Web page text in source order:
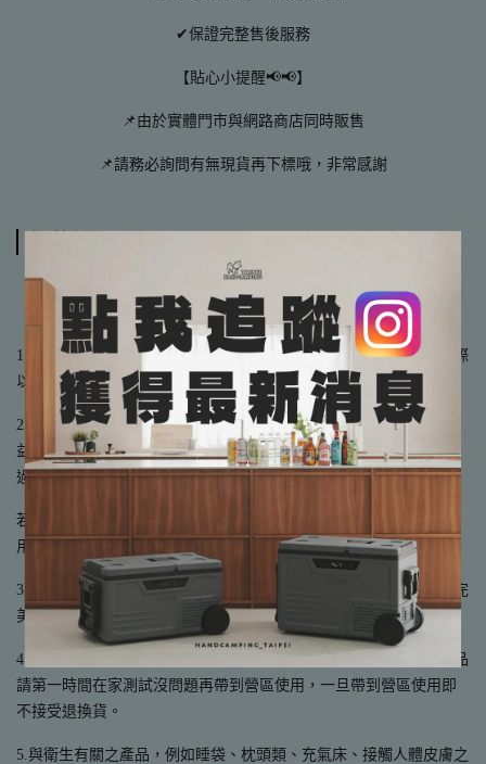
✔保證完整售後服務
【貼心小提醒📢📢】
📌由於實體門市與網路商店同時販售
📌請務必詢問有無現貨再下標哦，非常感謝
【注意事項】
1.產品因拍攝及個人電腦顯示器色溫關係，顏色可能略有差異，實際
以廠商出貨為主。
2.鑑賞期非試用期，為了保障每位客人購買到真正全新的商品的權
益，不接受「要使用過才知道好不好用」或類似的理由要求已使用
過之商品的退貨。
若有試用需求，歡迎至手牽手露營生活館大直店實體展示店面試
用。
3.木製、鐵製或塑膠其他製品都有天然紋路或些微製程痕跡，如有完
美主義者，請於購買前謹慎考慮後，再下單購買。
4.所有商品於出貨前皆會進行檢查，收到商品時，請錄影拆箱，商品
請第一時間在家測試沒問題再帶到營區使用，一旦帶到營區使用即
不接受退換貨。
5.與衛生有關之產品，例如睡袋、枕頭類、充氣床、接觸人體皮膚之